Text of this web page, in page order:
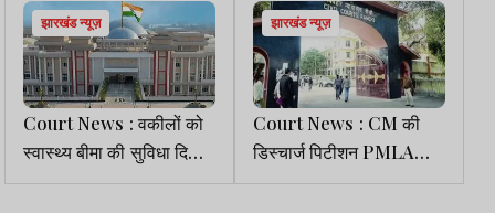
झारखंड न्यूज़
Court News : वकीलों को
स्वास्थ्य बीमा की सुविधा दिलाने
से संबंधित PIL झारखंड HC
झारखंड न्यूज़
Court News : CM की
डिस्चार्ज पिटीशन PMLA
कोर्ट से खारिज